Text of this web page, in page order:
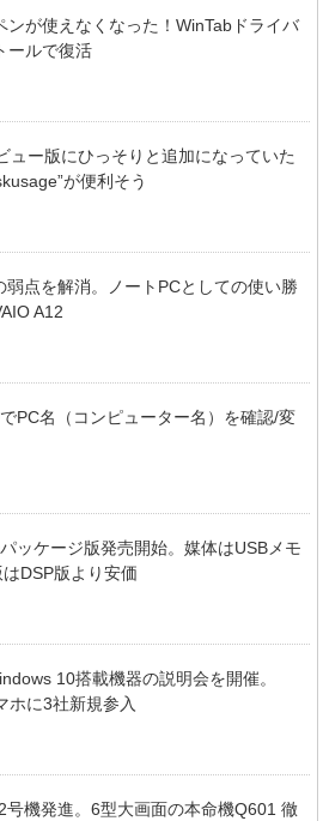
ンが使えなくなった！WinTabドライバ
ールで復活
ュー版にひっそりと追加になっていた
が便利そう
弱点を解消。ノートPCとしての使い勝
A12
PC名（コンピューター名）を確認/変
ッケージ版発売開始。媒体はUSBメモ
DSP版より安価
10搭載機器の説明会を開催。
ホに3社新規参入
号機発進。6型大画面の本命機Q601 徹